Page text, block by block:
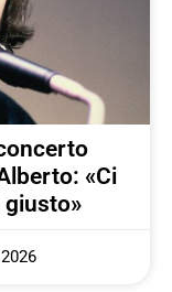
«Ci
giusto»